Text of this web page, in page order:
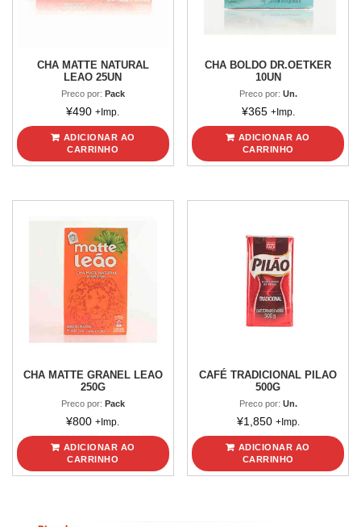
CHA MATTE NATURAL
LEAO 25UN
Preco por: Pack
¥490 +Imp.
ADICIONAR AO
CARRINHO
CHA BOLDO DR.OETKER
10UN
Preco por: Un.
¥365 +Imp.
ADICIONAR AO
CARRINHO
CHA MATTE GRANEL LEAO
250G
Preco por: Pack
¥800 +Imp.
ADICIONAR AO
CARRINHO
CAFÉ TRADICIONAL PILAO
500G
Preco por: Un.
¥1,850 +Imp.
ADICIONAR AO
CARRINHO